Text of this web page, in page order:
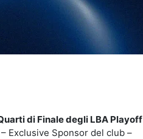
di Finale degli LBA Playoff
– Exclusive Sponsor del club –